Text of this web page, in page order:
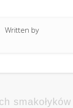
Written by